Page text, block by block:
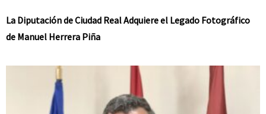
La Diputación de Ciudad Real Adquiere el Legado Fotográfico
de Manuel Herrera Piña